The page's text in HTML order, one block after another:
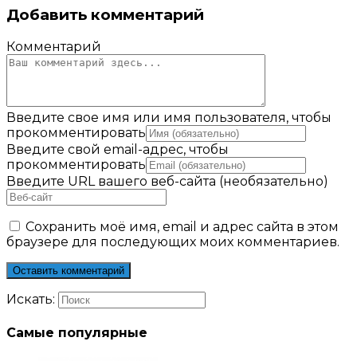
Добавить комментарий
Комментарий
Введите свое имя или имя пользователя, чтобы
прокомментировать
Введите свой email-адрес, чтобы
прокомментировать
Введите URL вашего веб-сайта (необязательно)
Сохранить моё имя, email и адрес сайта в этом
браузере для последующих моих комментариев.
Искать:
Самые популярные